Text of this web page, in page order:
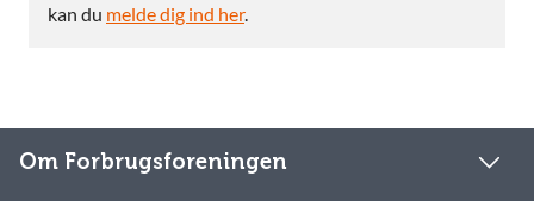
kan du melde dig ind her.
Om Forbrugsforeningen